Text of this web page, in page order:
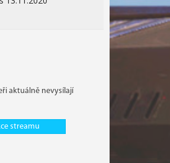
aktuálně nevysílají
streamu